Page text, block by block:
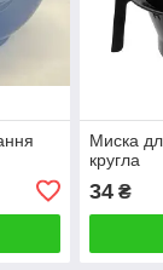
Миска
кругла
34₴